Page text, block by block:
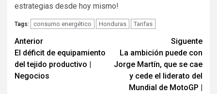
estrategias desde hoy mismo!
Tags: consumo energético Honduras Tarifas
Navegación
de
entradas
Anterior
El déficit de equipamiento
del tejido productivo |
Negocios
Siguente
La ambición puede con
Jorge Martín, que se cae
y cede el liderato del
Mundial de MotoGP |